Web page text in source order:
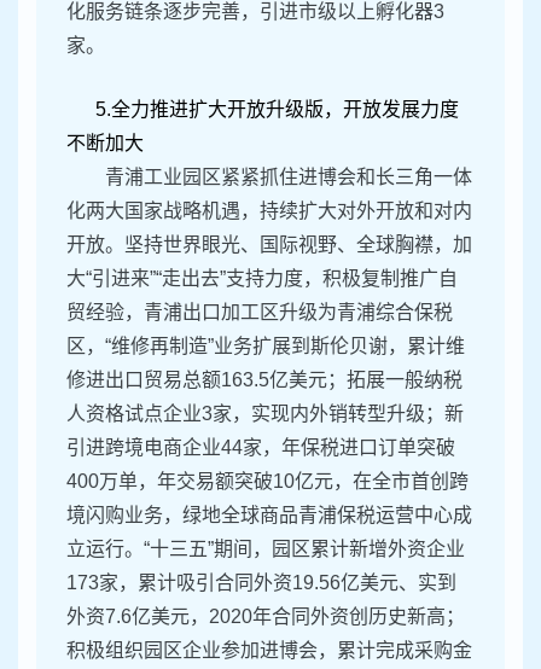
化服务链条逐步完善，引进市级以上孵化器3
家。
5.全力推进扩大开放升级版，开放发展力度
不断加大
青浦工业园区紧紧抓住进博会和长三角一体
化两大国家战略机遇，持续扩大对外开放和对内
开放。坚持世界眼光、国际视野、全球胸襟，加
大“引进来”“走出去”支持力度，积极复制推广自
贸经验，青浦出口加工区升级为青浦综合保税
区，“维修再制造”业务扩展到斯伦贝谢，累计维
修进出口贸易总额163.5亿美元；拓展一般纳税
人资格试点企业3家，实现内外销转型升级；新
引进跨境电商企业44家，年保税进口订单突破
400万单，年交易额突破10亿元，在全市首创跨
境闪购业务，绿地全球商品青浦保税运营中心成
立运行。“十三五”期间，园区累计新增外资企业
173家，累计吸引合同外资19.56亿美元、实到
外资7.6亿美元，2020年合同外资创历史新高；
积极组织园区企业参加进博会，累计完成采购金